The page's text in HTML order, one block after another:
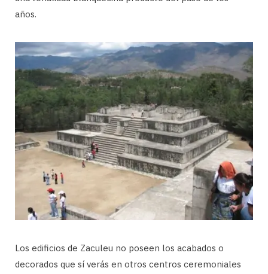
años.
Los edificios de Zaculeu no poseen los acabados o
decorados que sí verás en otros centros ceremoniales